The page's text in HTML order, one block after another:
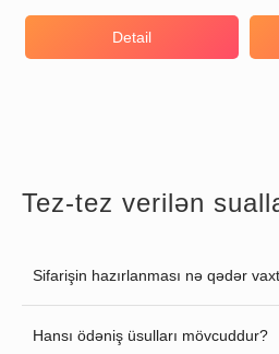
Detail
Tez-tez verilən
Sifarişin hazırlanması nə qədər
Hansı ödəniş üsulları mövcuddur?